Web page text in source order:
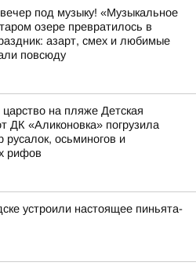
под музыку! «Музыкальное
озере превратилось в
азарт, смех и любимые
повсюду
на пляже Детская
ДК «Аликоновка» погрузила
русалок, осьминогов и
рифов
устроили настоящее пиньята-